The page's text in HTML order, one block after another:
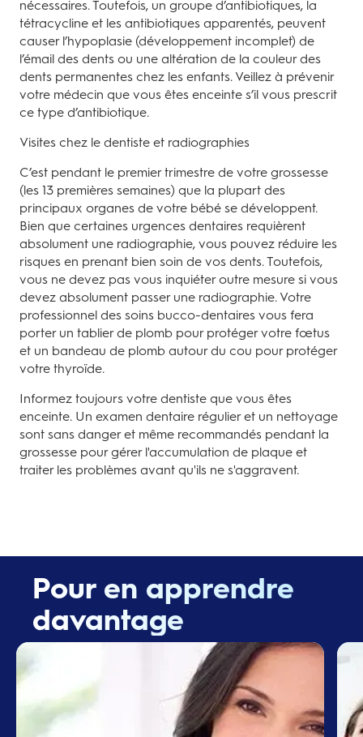
nécessaires. Toutefois, un groupe d’antibiotiques, la
tétracycline et les antibiotiques apparentés, peuvent
causer l’hypoplasie (développement incomplet) de
l’émail des dents ou une altération de la couleur des
dents permanentes chez les enfants. Veillez à prévenir
votre médecin que vous êtes enceinte s’il vous prescrit
ce type d’antibiotique.
Visites chez le dentiste et radiographies
C’est pendant le premier trimestre de votre grossesse
(les 13 premières semaines) que la plupart des
principaux organes de votre bébé se développent.
Bien que certaines urgences dentaires requièrent
absolument une radiographie, vous pouvez réduire les
risques en prenant bien soin de vos dents. Toutefois,
vous ne devez pas vous inquiéter outre mesure si vous
devez absolument passer une radiographie. Votre
professionnel des soins bucco-dentaires vous fera
porter un tablier de plomb pour protéger votre fœtus
et un bandeau de plomb autour du cou pour protéger
votre thyroïde.
Informez toujours votre dentiste que vous êtes
enceinte. Un examen dentaire régulier et un nettoyage
sont sans danger et même recommandés pendant la
grossesse pour gérer l'accumulation de plaque et
traiter les problèmes avant qu'ils ne s'aggravent.
Pour en apprendre
davantage